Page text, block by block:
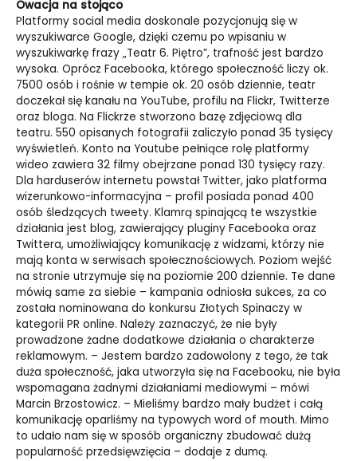
Owacja na stojąco
Platformy social media doskonale pozycjonują się w
wyszukiwarce Google, dzięki czemu po wpisaniu w
wyszukiwarkę frazy „Teatr 6. Piętro”, trafność jest bardzo
wysoka. Oprócz Facebooka, którego społeczność liczy ok.
7500 osób i rośnie w tempie ok. 20 osób dziennie, teatr
doczekał się kanału na YouTube, profilu na Flickr, Twitterze
oraz bloga. Na Flickrze stworzono bazę zdjęciową dla
teatru. 550 opisanych fotografii zaliczyło ponad 35 tysięcy
wyświetleń. Konto na Youtube pełniące rolę platformy
wideo zawiera 32 filmy obejrzane ponad 130 tysięcy razy.
Dla harduserów internetu powstał Twitter, jako platforma
wizerunkowo-informacyjna – profil posiada ponad 400
osób śledzących tweety. Klamrą spinającą te wszystkie
działania jest blog, zawierający pluginy Facebooka oraz
Twittera, umożliwiający komunikację z widzami, którzy nie
mają konta w serwisach społecznościowych. Poziom wejść
na stronie utrzymuje się na poziomie 200 dziennie. Te dane
mówią same za siebie – kampania odniosła sukces, za co
została nominowana do konkursu Złotych Spinaczy w
kategorii PR online. Należy zaznaczyć, że nie były
prowadzone żadne dodatkowe działania o charakterze
reklamowym. – Jestem bardzo zadowolony z tego, że tak
duża społeczność, jaka utworzyła się na Facebooku, nie była
wspomagana żadnymi działaniami mediowymi – mówi
Marcin Brzostowicz. – Mieliśmy bardzo mały budżet i całą
komunikację oparliśmy na typowych word of mouth. Mimo
to udało nam się w sposób organiczny zbudować dużą
popularność przedsięwzięcia – dodaje z dumą.